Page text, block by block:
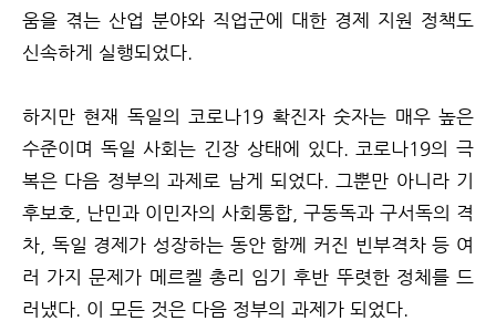
움을 겪는 산업 분야와 직업군에 대한 경제 지원 정책도
신속하게 실행되었다.
하지만 현재 독일의 코로나19 확진자 숫자는 매우 높은
수준이며 독일 사회는 긴장 상태에 있다. 코로나19의 극
복은 다음 정부의 과제로 남게 되었다. 그뿐만 아니라 기
후보호, 난민과 이민자의 사회통합, 구동독과 구서독의 격
차, 독일 경제가 성장하는 동안 함께 커진 빈부격차 등 여
러 가지 문제가 메르켈 총리 임기 후반 뚜렷한 정체를 드
러냈다. 이 모든 것은 다음 정부의 과제가 되었다.